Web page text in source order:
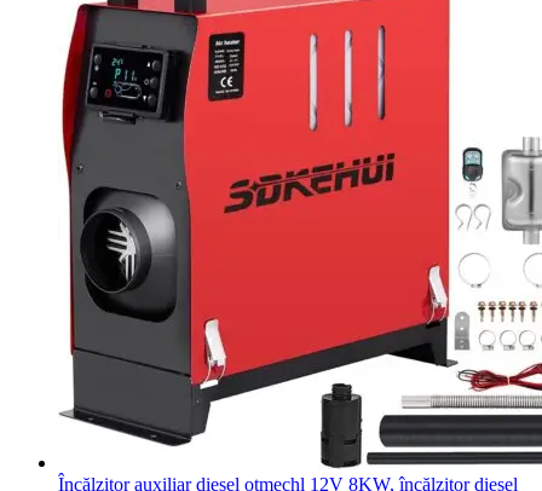
Încălzitor auxiliar diesel otmechl 12V 8KW, încălzitor diesel